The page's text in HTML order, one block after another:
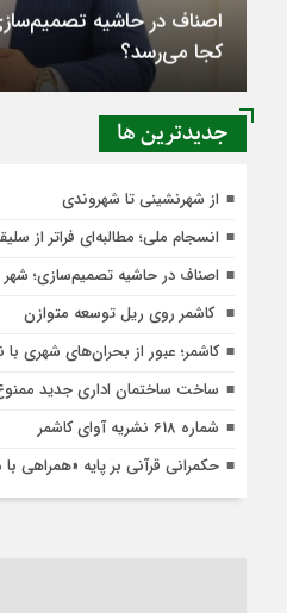
اصناف در حاشیه
کجا می‌رسد؟
جديدترين ها
از شهرنشینی تا شهروندی
انسجام ملی؛ مطالبه‌ای فراتر از
اصناف در حاشیه تصمیم‌سازی؛
کاشمر روی ریل توسعه متوازن
کاشمر؛ عبور از بحران‌های شهری با
ساخت ساختمان اداری جدید
شماره 618 نشریه آوای کاشمر
حکمرانی قرآنی بر پایه «همراهی